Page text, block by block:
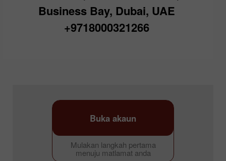
Business Bay, Dubai, UAE
+9718000321266
Mulakan langkah pertama
menuju matlamat anda
Buka akaun